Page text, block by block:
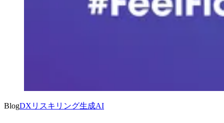
BlogDX リスキリング生成AI